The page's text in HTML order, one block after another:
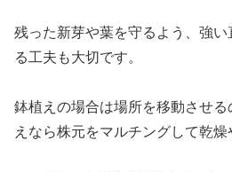
残った新芽や葉を守るよう、強
る工夫も大切です。
鉢植えの場合は場所を移動させ
えなら株元をマルチングして乾燥